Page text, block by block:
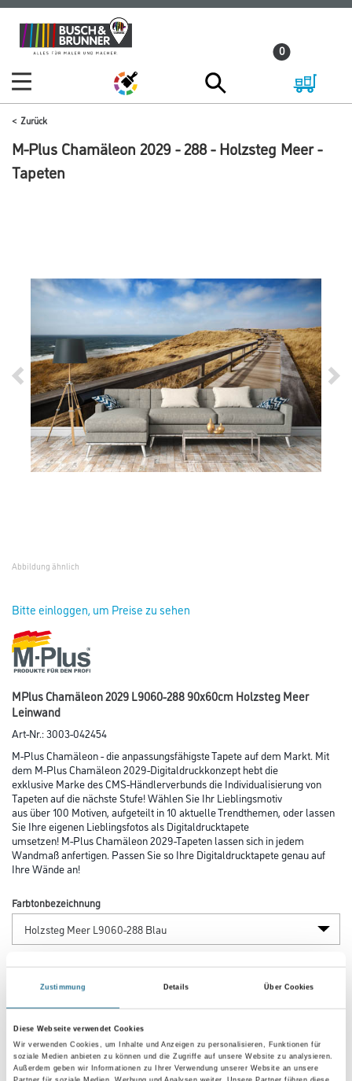
Zustimmung Details Über Cookies
Diese Webseite verwendet Cookies
Wir verwenden Cookies, um Inhalte und Anzeigen zu personalisieren, Funktionen für
soziale Medien anbieten zu können und die Zugriffe auf unsere Website zu analysieren.
Außerdem geben wir Informationen zu Ihrer Verwendung unserer Website an unsere
Zum
Inhalt
Zum
Navigationsmenü
0
Zurück
M-Plus Chamäleon 2029 - 288 - Holzsteg Meer -
Tapeten
Abbildung ähnlich
Bitte einloggen, um Preise zu sehen
MPlus Chamäleon 2029 L9060-288 90x60cm Holzsteg Meer
Leinwand
Art-Nr.:3003-042454
M-Plus Chamäleon - die anpassungsfähigste Tapete auf dem Markt. Mit
dem M-Plus Chamäleon 2029-Digitaldruckkonzept hebt die
exklusive Marke des CMS-Händlerverbunds die Individualisierung von
Tapeten auf die nächste Stufe! Wählen Sie Ihr Lieblingsmotiv
aus über 100 Motiven, aufgeteilt in 10 aktuelle Trendthemen, oder lassen
Sie Ihre eigenen Lieblingsfotos als Digitaldrucktapete
umsetzen! M-Plus Chamäleon 2029-Tapeten lassen sich in jedem
Wandmaß anfertigen. Passen Sie so Ihre Digitaldrucktapete genau auf
Ihre Wände an!
Farbtonbezeichnung
Länge in centimeter
Breite in centimeter